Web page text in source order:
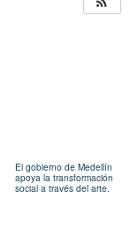
El gobierno de Medellín
apoya la transformación
social a través del arte.